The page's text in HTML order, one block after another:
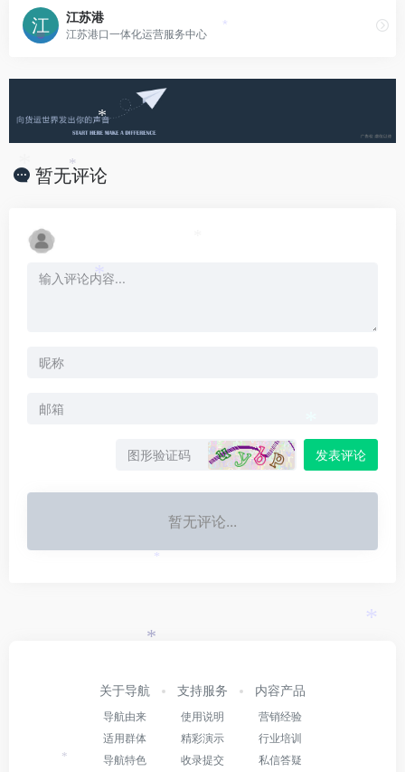
江苏港
江苏港口一体化运营服务中心
暂无评论
发表评论
暂无评论...
关于导航
导航由来
适用群体
导航特色
支持服务
使用说明
精彩演示
收录提交
内容产品
营销经验
行业培训
私信答疑
*
*
*
*
*